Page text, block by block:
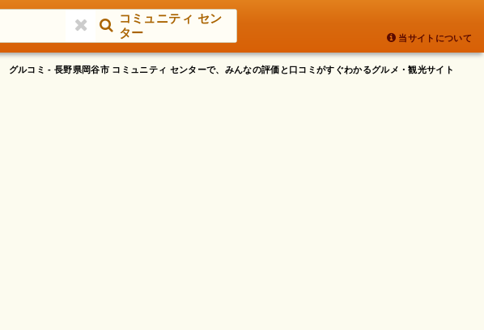
コミュニティ セン
ター
当サイトについて
グルコミ - 長野県岡谷市 コミュニティ センターで、みんなの評価と口コミがすぐわかるグルメ・観光サイト